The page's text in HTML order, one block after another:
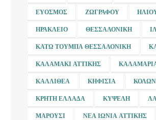
ΕΎΟΣΜΟΣ ΖΩΓΡΆΦΟΥ
ΗΡΆΚΛΕΙΟ ΘΕΣΣΑΛΟΝΊΚΗ
ΚΆΤΩ ΤΟΎΜΠΑ ΘΕΣΣΑΛΟΝΊΚΗ
ΚΑΛΑΜΆΚΙ ΑΤΤΙΚΉΣ
ΚΑΛΛΙΘΈΑ ΚΗΦΙΣΙΆ
ΚΡΉΤΗ ΕΛΛΆΔΑ ΚΥΨΈΛΗ
ΜΑΡΟΎΣΙ ΝΈΑ ΙΩΝΊΑ ΑΤΤΙΚΉΣ